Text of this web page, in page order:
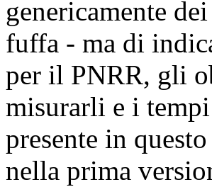
genericamente
fuffa - ma di
per il PNRR, gli
misurarli e i
presente in
nella prima